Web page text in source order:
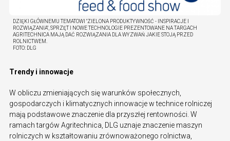
DZIĘKI GŁÓWNEMU TEMATOWI "ZIELONA PRODUKTYWNOŚĆ - INSPIRACJE I
ROZWIĄZANIA", SPRZĘT I NOWE TECHNOLOGIE PREZENTOWANE NA TARGACH
AGRITECHNICA MAJĄ DAĆ ROZWIĄZANIA DLA WYZWAŃ JAKIE STOJĄ PRZED
ROLNICTWEM.
FOTO: DLG
Trendy i innowacje
W obliczu zmieniających się warunków społecznych,
gospodarczych i klimatycznych innowacje w technice rolniczej
mają podstawowe znaczenie dla przyszłej rentowności. W
ramach targów Agritechnica, DLG uznaje znaczenie maszyn
rolniczych w kształtowaniu zrównoważonego rolnictwa,